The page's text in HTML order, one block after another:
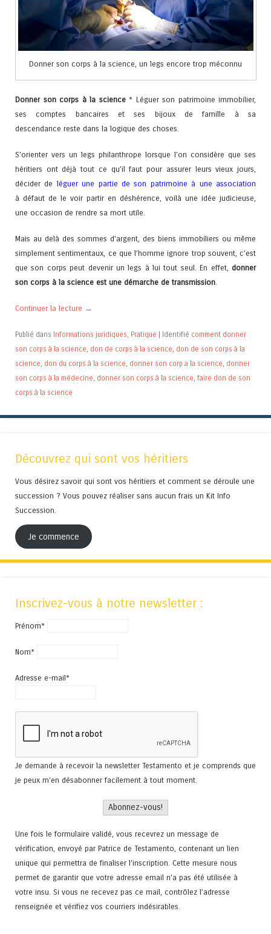
Donner son corps à la science, un legs encore trop méconnu
Donner son corps à la science* Léguer son patrimoine immobilier,
ses comptes bancaires et ses bijoux de famille à sa
descendance reste dans la logique des choses.
S’orienter vers un legs philanthrope lorsque l’on considère que ses
héritiers ont déjà tout ce qu’il faut pour assurer leurs vieux jours,
décider de léguer une partie de son patrimoine à une association
à défaut de le voir partir en déshérence, voilà une idée judicieuse,
une occasion de rendre sa mort utile.
Mais au delà des sommes d’argent, des biens immobiliers ou même
simplement sentimentaux, ce que l’homme ignore trop souvent, c’est
que son corps peut devenir un legs à lui tout seul. En effet, donner
son corps à la science est une démarche de transmission
Continuer la lecture →
Publié dans Informations juridiques, Pratique Identifié comment donner
son corps à la science, don de corps à la science, don de son corps à la
science, don du corps à la science, donner son corp a la science, donner
son corps à la médecine, donner son corps à la science, faire don de son
corps à la science
Découvrez qui sont vos héritiers
Vous désirez savoir qui sont vos héritiers et comment se déroule une
succession ? Vous pouvez réaliser sans aucun frais un Kit Info
Succession.
Je commence
Inscrivez-vous à notre newsletter :
Prénom*
Nom*
Adresse e-mail*
Je demande à recevoir la newsletter Testamento et je comprends que
je peux m'en désabonner facilement à tout moment.
Une fois le formulaire validé, vous recevrez un message de
vérification, envoyé par Patrice de Testamento, contenant un lien
unique qui permettra de finaliser l'inscription. Cette mesure nous
permet de garantir que votre adresse email n’a pas été utilisée à
votre insu. Si vous ne recevez pas ce mail, contrôlez l’adresse
renseignée et vérifiez vos courriers indésirables.